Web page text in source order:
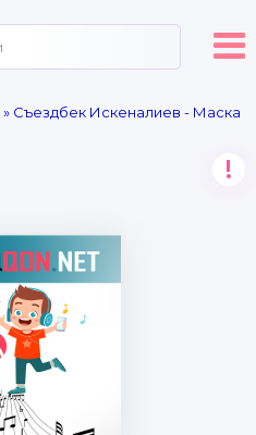
» Съездбек Искеналиев - Маска
!